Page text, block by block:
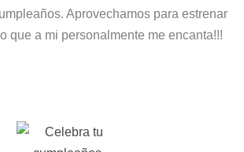
Aprovechamos para estrenar
que a mi personalmente me encanta!!!